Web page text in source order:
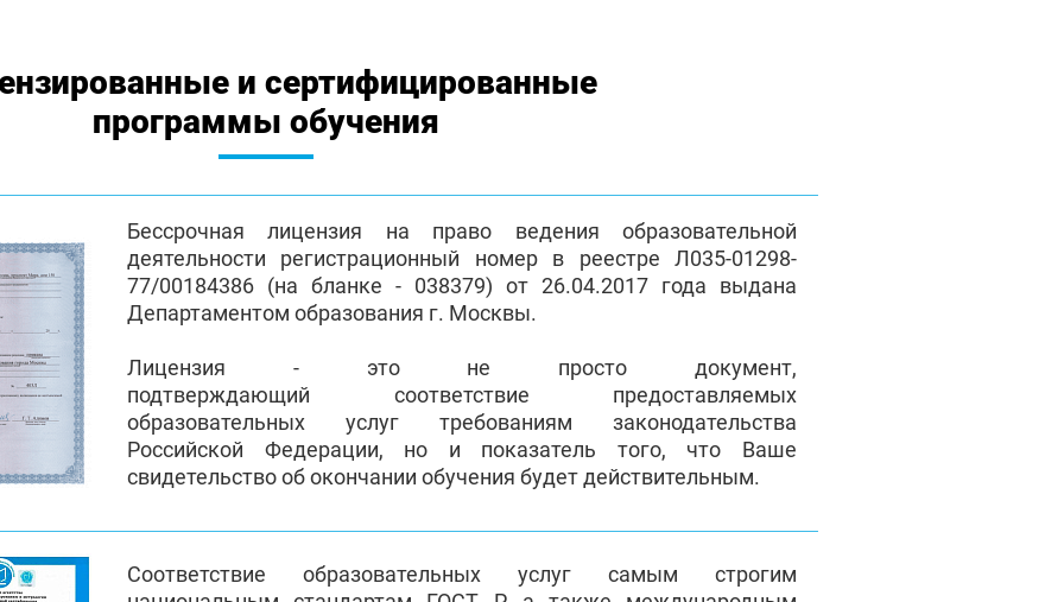
и сертифицированные
программы обучения
Бессрочная лицензия на право ведения образовательной
деятельности регистрационный номер в реестре Л035-01298-
77/00184386 (на бланке - 038379) от 26.04.2017 года выдана
Департаментом образования г. Москвы.
Лицензия - это не просто документ,
подтверждающий соответствие предоставляемых
образовательных услуг требованиям законодательства
Российской Федерации, но и показатель того, что Ваше
свидетельство об окончании обучения будет действительным.
Соответствие образовательных услуг самым строгим